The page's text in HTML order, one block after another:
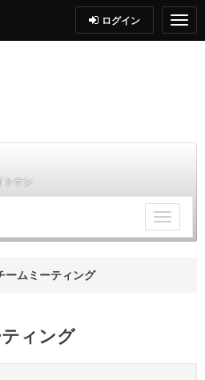
ログイン
トケン
チ
ー
ームミーティング
ィング